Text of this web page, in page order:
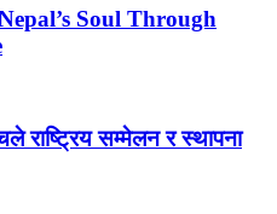
Soul Through
राष्ट्रिय सम्मेलन र स्थापना